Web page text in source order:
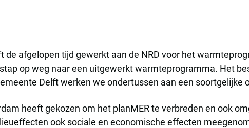
de afgelopen tijd gewerkt aan de NRD voor het
op weg naar een uitgewerkt warmteprogramma. Het
Delft werken we ondertussen aan een soortgelijke
heeft gekozen om het planMER te verbreden en ook
ook sociale en economische effecten